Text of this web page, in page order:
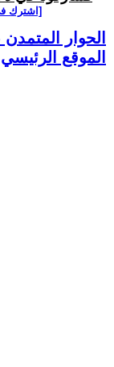
[اشترك
الحوار
الموقع الرئيسي